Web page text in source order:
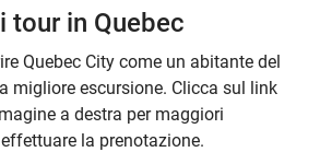
tour in Quebec
Quebec City come un abitante del
migliore escursione. Clicca sul link
a destra per maggiori
la prenotazione.